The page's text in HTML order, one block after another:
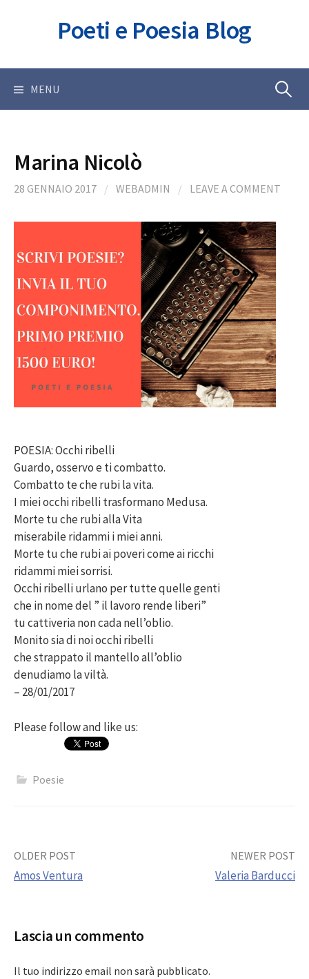
Poeti e Poesia Blog
MENU Ricerca
Marina Nicolò
28 GENNAIO 2017 / WEBADMIN / LEAVE A COMMENT
POESIA: Occhi ribelli
Guardo, osservo e ti combatto.
Combatto te che rubi la vita.
I miei occhi ribelli trasformano Medusa.
Morte tu che rubi alla Vita
miserabile ridammi i miei anni.
Morte tu che rubi ai poveri come ai ricchi
ridammi miei sorrisi.
Occhi ribelli urlano per tutte quelle genti
che in nome del ” il lavoro rende liberi”
tu cattiveria non cada nell’oblio.
Monito sia di noi occhi ribelli
che strappato il mantello all’oblio
denudiamo la viltà.
– 28/01/2017
Please follow and like us:
Poesie
Post
OLDER POST
Amos Ventura
NEWER POST
Valeria Barducci
Lascia un commento
Il tuo indirizzo email non sarà pubblicato.